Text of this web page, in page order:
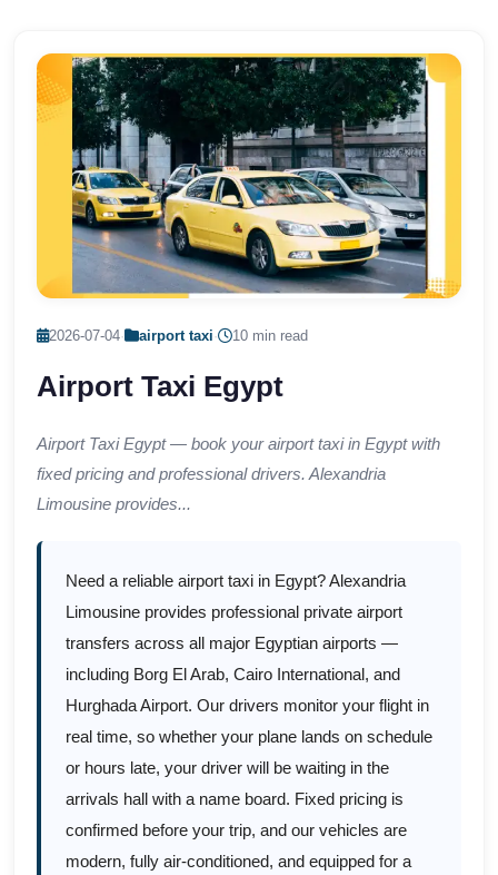
2026-07-04· airport taxi · 10 min read
Airport Taxi Egypt
Airport Taxi Egypt — book your airport taxi in Egypt with
fixed pricing and professional drivers. Alexandria
Limousine provides...
Need a reliable airport taxi in Egypt? Alexandria
Limousine provides professional private airport
transfers across all major Egyptian airports —
including Borg El Arab, Cairo International, and
Hurghada Airport. Our drivers monitor your flight in
real time, so whether your plane lands on schedule
or hours late, your driver will be waiting in the
arrivals hall with a name board. Fixed pricing is
confirmed before your trip, and our vehicles are
modern, fully air-conditioned, and equipped for a